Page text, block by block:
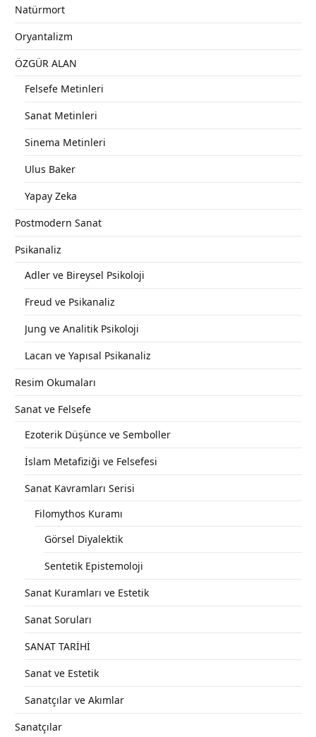
Natürmort
Oryantalizm
ÖZGÜR ALAN
Felsefe Metinleri
Sanat Metinleri
Sinema Metinleri
Ulus Baker
Yapay Zeka
Postmodern Sanat
Psikanaliz
Adler ve Bireysel Psikoloji
Freud ve Psikanaliz
Jung ve Analitik Psikoloji
Lacan ve Yapısal Psikanaliz
Resim Okumaları
Sanat ve Felsefe
Ezoterik Düşünce ve Semboller
İslam Metafiziği ve Felsefesi
Sanat Kavramları Serisi
Filomythos Kuramı
Görsel Diyalektik
Sentetik Epistemoloji
Sanat Kuramları ve Estetik
Sanat Soruları
SANAT TARİHİ
Sanat ve Estetik
Sanatçılar ve Akımlar
Sanatçılar